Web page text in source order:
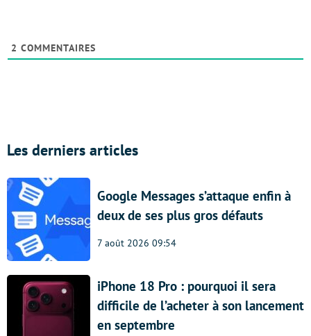
2 COMMENTAIRES
Les derniers articles
Google Messages s’attaque enfin à
deux de ses plus gros défauts
7 août 2026 09:54
iPhone 18 Pro : pourquoi il sera
difficile de l’acheter à son lancement
en septembre